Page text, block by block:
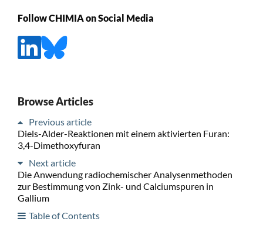
Follow CHIMIA on Social Media
Browse Articles
Previous article
Diels-Alder-Reaktionen mit einem aktivierten Furan:
3,4-Dimethoxyfuran
Next article
Die Anwendung radiochemischer Analysenmethoden
zur Bestimmung von Zink- und Calciumspuren in
Gallium
Table of Contents